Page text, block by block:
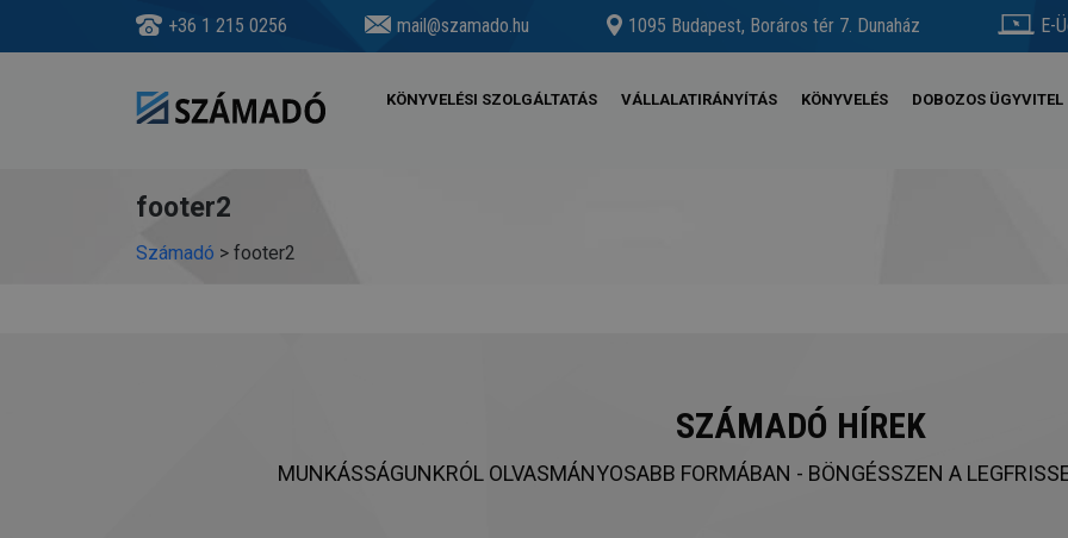
+36 1 215 0256 mail@szamado.hu 1095 Budapest, Boráros tér 7. Dunaház E-
KÖNYVELÉSI SZOLGÁLTATÁS VÁLLALATIRÁNYÍTÁS KÖNYVELÉS DOBOZOS ÜGYVITEL
footer2
Számadó > footer2
SZÁMADÓ HÍREK
MUNKÁSSÁGUNKRÓL OLVASMÁNYOSABB FORMÁBAN - BÖNGÉSSZEN A